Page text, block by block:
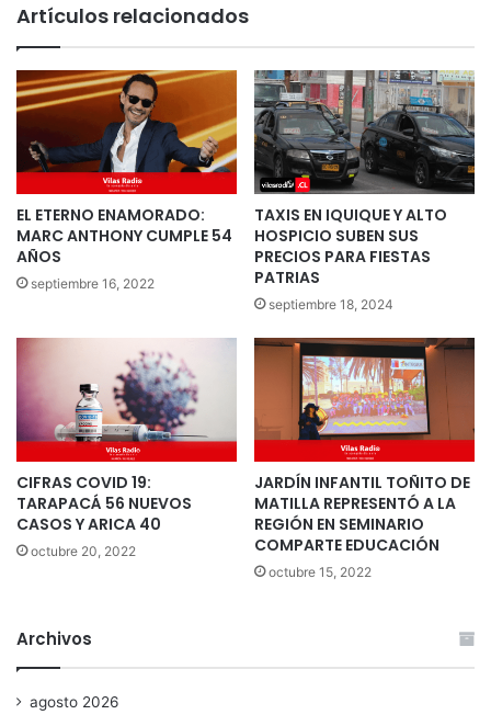
Artículos relacionados
EL ETERNO ENAMORADO:
MARC ANTHONY CUMPLE 54
AÑOS
septiembre 16, 2022
TAXIS EN IQUIQUE Y ALTO
HOSPICIO SUBEN SUS
PRECIOS PARA FIESTAS
PATRIAS
septiembre 18, 2024
CIFRAS COVID 19:
TARAPACÁ 56 NUEVOS
CASOS Y ARICA 40
octubre 20, 2022
JARDÍN INFANTIL TOÑITO DE
MATILLA REPRESENTÓ A LA
REGIÓN EN SEMINARIO
COMPARTE EDUCACIÓN
octubre 15, 2022
Archivos
agosto 2026